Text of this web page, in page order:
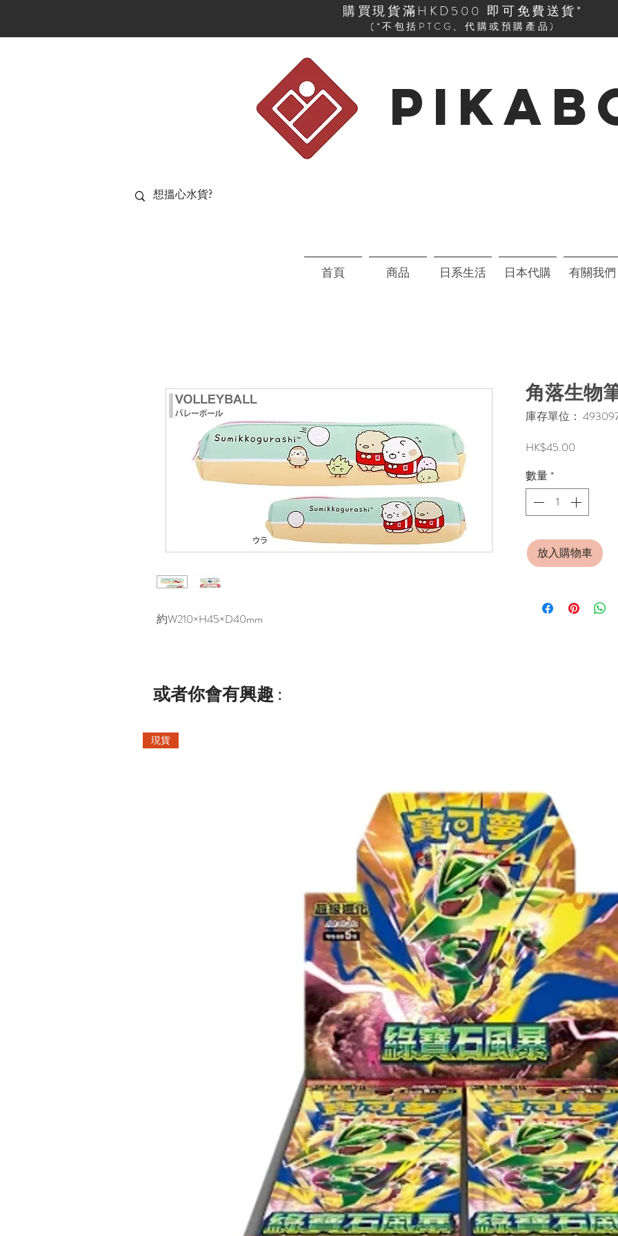
購買現貨滿HKD500 即可免費送貨*
(*不包括PTCG、代購或預購產品)
首頁 商品 日系生活 日本代購 有關我們
約W210×H45×D40mm
角落生物
庫存單位：
HK$45.00
數量*
放入購物車
或者你會有興趣 :
現貨